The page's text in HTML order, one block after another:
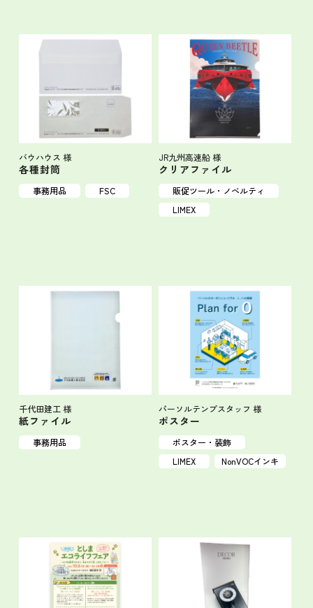
バウハウス 様
各種封筒
事務用品 FSC
JR九州高速船 様
クリアファイル
販促ツール・ノベルティ
LIMEX
千代田建工 様
紙ファイル
事務用品
パーソルテンプスタッフ 様
ポスター
ポスター・装飾
LIMEX
NonVOCインキ